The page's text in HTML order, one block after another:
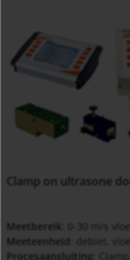
Clamp on ultrasone
Meetbereik
: 0-30 m/s
Meeteenheid
: debiet,
Procesaansluiting
: